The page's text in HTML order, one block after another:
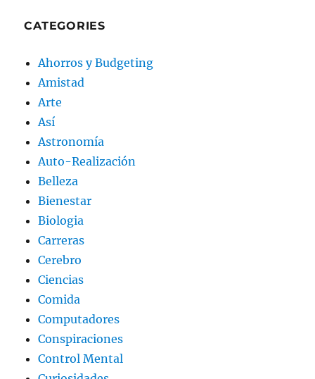
CATEGORIES
Ahorros y Budgeting
Amistad
Arte
Así
Astronomía
Auto-Realización
Belleza
Bienestar
Biologia
Carreras
Cerebro
Ciencias
Comida
Computadores
Conspiraciones
Control Mental